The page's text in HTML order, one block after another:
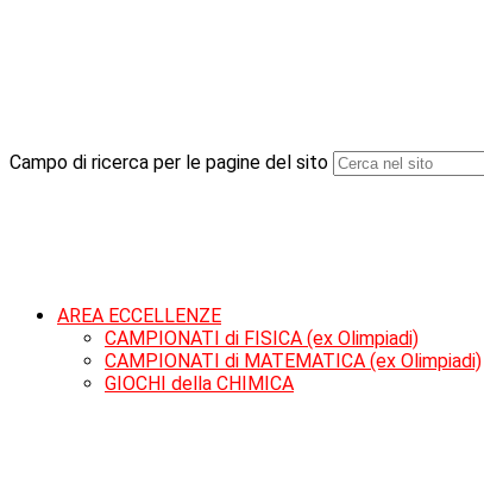
Campo di ricerca per le pagine del sito
AREA ECCELLENZE
CAMPIONATI di FISICA (ex Olimpiadi)
CAMPIONATI di MATEMATICA (ex Olimpiadi)
GIOCHI della CHIMICA